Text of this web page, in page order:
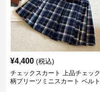
¥4,400 (税込)
チェックスカート 上品チェック
柄プリーツミニスカート ベルト